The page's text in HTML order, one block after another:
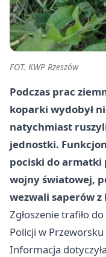
FOT. KWP Rzeszów
Podczas prac
koparki wydobył
natychmiast
jednostki.
pociski do armatki
wojny światowej,
wezwali saperów z
Zgłoszenie trafiło
Policji w
Informacja